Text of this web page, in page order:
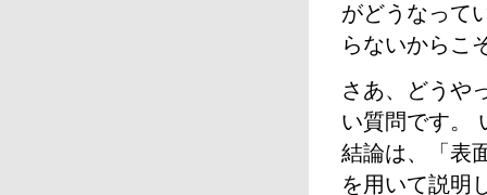
がどうなって
らないからこ
さあ、どうや
い質問です。
結論は、「表
を用いて説明